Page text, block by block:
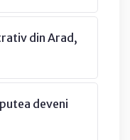
din Arad,
deveni